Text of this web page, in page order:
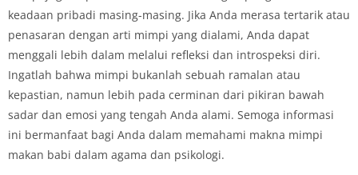
keadaan pribadi masing-masing. Jika Anda merasa tertarik atau
penasaran dengan arti mimpi yang dialami, Anda dapat
menggali lebih dalam melalui refleksi dan introspeksi diri.
Ingatlah bahwa mimpi bukanlah sebuah ramalan atau
kepastian, namun lebih pada cerminan dari pikiran bawah
sadar dan emosi yang tengah Anda alami. Semoga informasi
ini bermanfaat bagi Anda dalam memahami makna mimpi
makan babi dalam agama dan psikologi.